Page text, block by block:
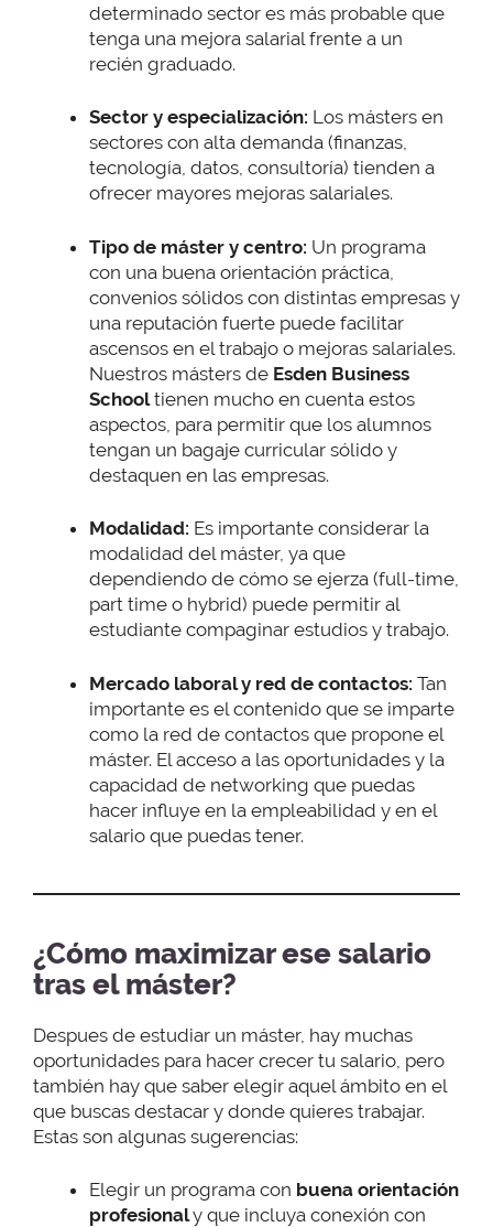
determinado sector es más probable que
tenga una mejora salarial frente a un
recién graduado.
Sector y especialización: Los másters en
sectores con alta demanda (finanzas,
tecnología, datos, consultoría) tienden a
ofrecer mayores mejoras salariales.
Tipo de máster y centro: Un programa
con una buena orientación práctica,
convenios sólidos con distintas empresas y
una reputación fuerte puede facilitar
ascensos en el trabajo o mejoras salariales.
Nuestros másters de Esden Business
Schooltienen mucho en cuenta estos
aspectos, para permitir que los alumnos
tengan un bagaje curricular sólido y
destaquen en las empresas.
Modalidad: Es importante considerar la
modalidad del máster, ya que
dependiendo de cómo se ejerza (full-time,
part time o hybrid) puede permitir al
estudiante compaginar estudios y trabajo.
Mercado laboral y red de contactos: Tan
importante es el contenido que se imparte
como la red de contactos que propone el
máster. El acceso a las oportunidades y la
capacidad de networking que puedas
hacer influye en la empleabilidad y en el
salario que puedas tener.
¿Cómo maximizar ese salario
tras el máster?
Despues de estudiar un máster, hay muchas
oportunidades para hacer crecer tu salario, pero
también hay que saber elegir aquel ámbito en el
que buscas destacar y donde quieres trabajar.
Estas son algunas sugerencias:
Elegir un programa con buena orientación
profesionaly que incluya conexión con